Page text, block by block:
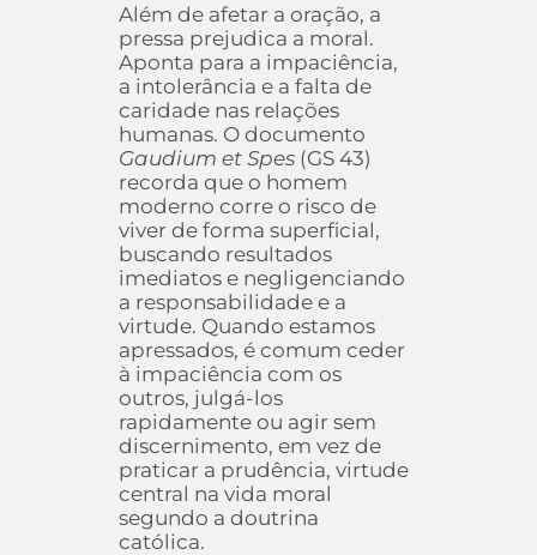
Além de afetar a oração, a
pressa prejudica a moral.
Aponta para a impaciência,
a intolerância e a falta de
caridade nas relações
humanas. O documento
Gaudium et Spes(GS 43)
recorda que o homem
moderno corre o risco de
viver de forma superficial,
buscando resultados
imediatos e negligenciando
a responsabilidade e a
virtude. Quando estamos
apressados, é comum ceder
à impaciência com os
outros, julgá-los
rapidamente ou agir sem
discernimento, em vez de
praticar a prudência, virtude
central na vida moral
segundo a doutrina
católica.